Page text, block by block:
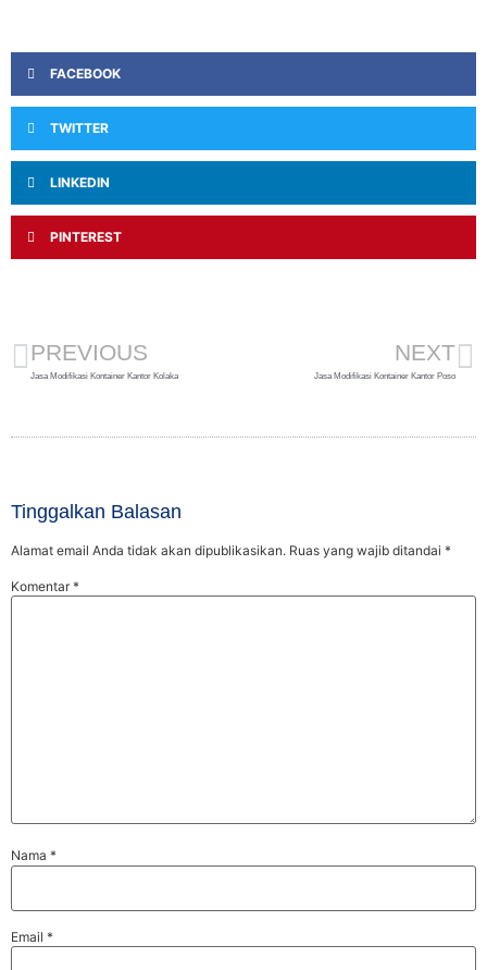
FACEBOOK
TWITTER
LINKEDIN
PINTEREST
PREVIOUS
Jasa Modifikasi Kontainer Kantor Kolaka
NEXT
Jasa Modifikasi Kontainer Kantor Poso
Tinggalkan Balasan
Alamat email Anda tidak akan dipublikasikan. Ruas yang wajib ditandai *
Komentar*
Nama *
Email *